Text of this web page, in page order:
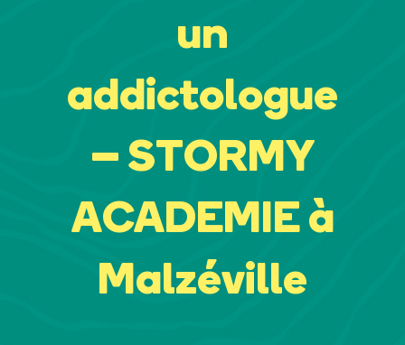
un
addictologue
– STORMY
ACADEMIE à
Malzéville